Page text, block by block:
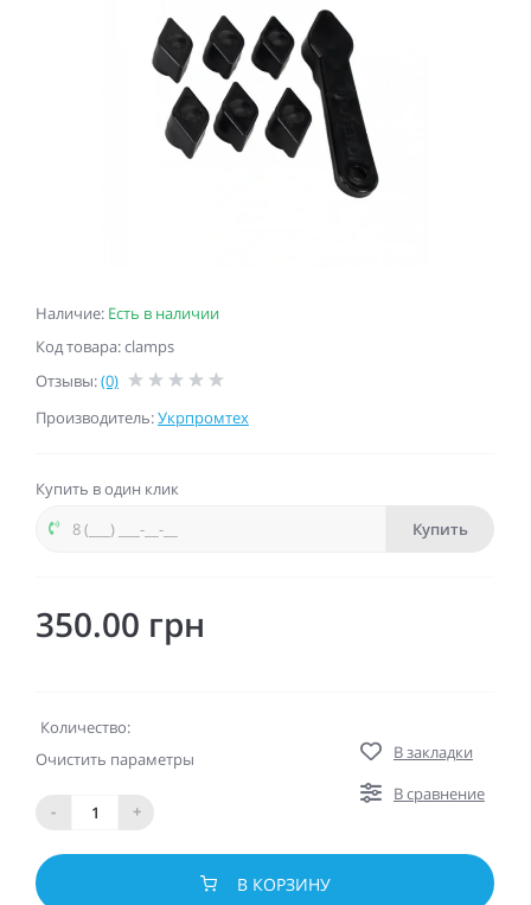
Наличие: Есть в наличии
Код товара: clamps
Отзывы:(0)
Производитель:Укрпромтех
Купить в один клик
Купить
350.00 грн
Количество:
Очистить параметры
- +
В закладки
В сравнение
В КОРЗИНУ